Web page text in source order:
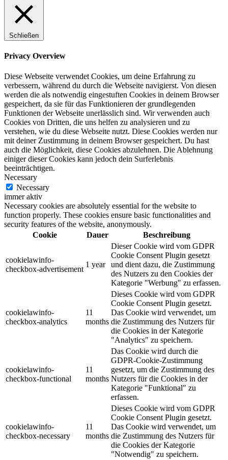
Schließen
Privacy Overview
Diese Webseite verwendet Cookies, um deine Erfahrung zu
verbessern, während du durch die Webseite navigierst. Von diesen
werden die als notwendig eingestuften Cookies in deinem Browser
gespeichert, da sie für das Funktionieren der grundlegenden
Funktionen der Webseite unerlässlich sind. Wir verwenden auch
Cookies von Dritten, die uns helfen zu analysieren und zu
verstehen, wie du diese Webseite nutzt. Diese Cookies werden nur
mit deiner Zustimmung in deinem Browser gespeichert. Du hast
auch die Möglichkeit, diese Cookies abzulehnen. Die Ablehnung
einiger dieser Cookies kann jedoch dein Surferlebnis
beeinträchtigen.
Necessary
Necessary
immer aktiv
Necessary cookies are absolutely essential for the website to
function properly. These cookies ensure basic functionalities and
security features of the website, anonymously.
Cookie
Dauer Beschreibung
cookielawinfo-
checkbox-advertisement
1 year
Dieser Cookie wird vom GDPR
Cookie Consent Plugin gesetzt
und dient dazu, die Zustimmung
des Nutzers zu den Cookies der
Kategorie "Werbung" zu erfassen.
cookielawinfo-
checkbox-analytics
11
months
Dieses Cookie wird vom GDPR
Cookie Consent Plugin gesetzt.
Das Cookie wird verwendet, um
die Zustimmung des Nutzers für
die Cookies in der Kategorie
"Analytics" zu speichern.
cookielawinfo-
checkbox-functional
11
months
Das Cookie wird durch die
GDPR-Cookie-Zustimmung
gesetzt, um die Zustimmung des
Nutzers für die Cookies in der
Kategorie "Funktional" zu
erfassen.
cookielawinfo-
checkbox-necessary
11
months
Dieses Cookie wird vom GDPR
Cookie Consent Plugin gesetzt.
Das Cookie wird verwendet, um
die Zustimmung des Nutzers für
die Cookies der Kategorie
"Notwendig" zu speichern.